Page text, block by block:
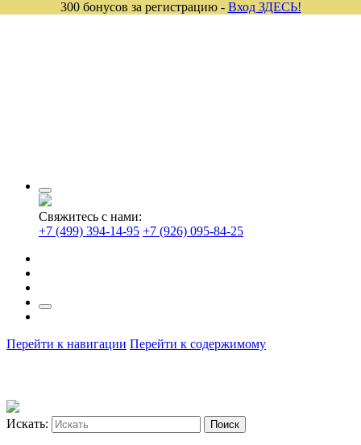
Свяжитесь с нами:
+7 (499) 394-14-95 +7 (926) 095-84-25
Перейти к навигации Перейти к содержимому
Искать:
300 бонусов за регистрацию - Вход ЗДЕСЬ!